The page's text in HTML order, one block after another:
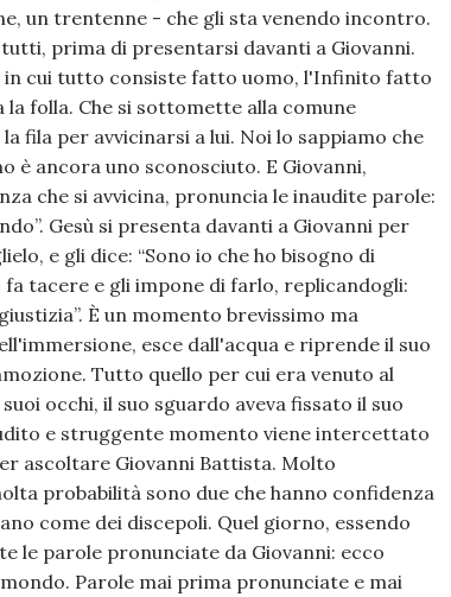
un trentenne - che gli sta venendo incontro.
prima di presentarsi davanti a Giovanni.
in cui tutto consiste fatto uomo, l'Infinito fatto
folla. Che si sottomette alla comune
fila per avvicinarsi a lui. Noi lo sappiamo che
è ancora uno sconosciuto. E Giovanni,
che si avvicina, pronuncia le inaudite parole:
Gesù si presenta davanti a Giovanni per
e gli dice: “Sono io che ho bisogno di
fa tacere e gli impone di farlo, replicandogli:
È un momento brevissimo ma
esce dall'acqua e riprende il suo
Tutto quello per cui era venuto al
occhi, il suo sguardo aveva fissato il suo
e struggente momento viene intercettato
ascoltare Giovanni Battista. Molto
probabilità sono due che hanno confidenza
come dei discepoli. Quel giorno, essendo
le parole pronunciate da Giovanni: ecco
Parole mai prima pronunciate e mai